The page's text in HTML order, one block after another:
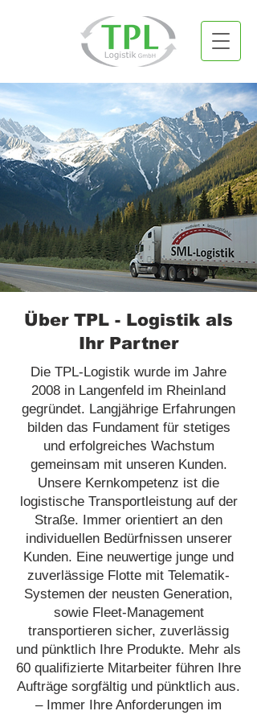
Über TPL - Logistik als
Ihr Partner
Die TPL-Logistik wurde im Jahre
2008 in Langenfeld im Rheinland
gegründet. Langjährige Erfahrungen
bilden das Fundament für stetiges
und erfolgreiches Wachstum
gemeinsam mit unseren Kunden.
Unsere Kernkompetenz ist die
logistische Transportleistung auf der
Straße. Immer orientiert an den
individuellen Bedürfnissen unserer
Kunden. Eine neuwertige junge und
zuverlässige Flotte mit Telematik-
Systemen der neusten Generation,
sowie Fleet-Management
transportieren sicher, zuverlässig
und pünktlich Ihre Produkte. Mehr als
60 qualifizierte Mitarbeiter führen Ihre
Aufträge sorgfältig und pünktlich aus.
– Immer Ihre Anforderungen im